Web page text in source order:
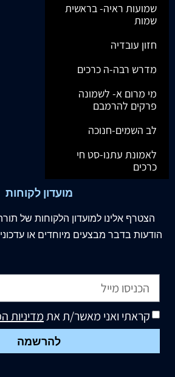
שמועות ראיה- בראשית
שמות
חזון עובדיה
מדרש רבה-ה כרכים
מי מרום א- לשמונה
פרקים להרמבם
לב השמים-חנוכה
לאמונת עתנו-סט חי
כרכים
מועדון לקוחות
הצטרף אלינו למועדון הלקוחות של
הודעות בדבר מבצעים מיוחדים או
קראתי ואני מאשר/ת אתמדיניות
להרשמה